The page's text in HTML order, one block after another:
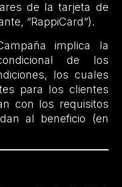
de la tarjeta de
“RappiCard”).
implica la
de los
los cuales
para los clientes
con los requisitos
al beneficio (en